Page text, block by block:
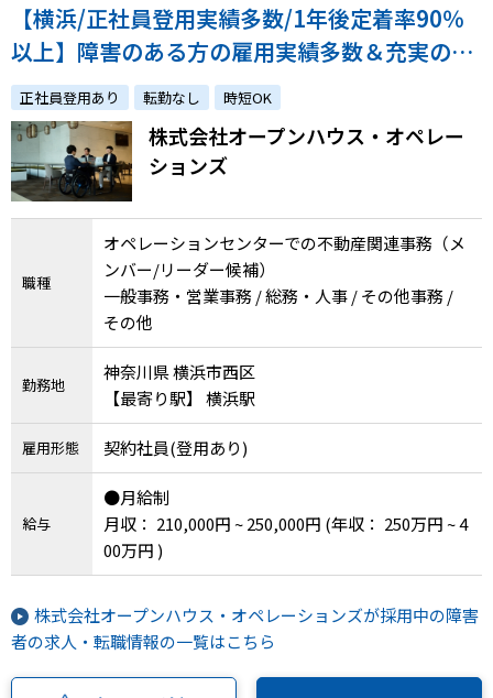
【横浜/正社員登用実績多数/1年後定着率90％
以上】障害のある方の雇用実績多数＆充実の配
慮・フォロー体制で安心！在籍していることを
誇りに思えるような組織を共に作る仲間を募集
します！
正社員登用あり 転勤なし 時短OK
株式会社オープンハウス・オペレー
ションズ
職種
オペレーションセンターでの不動産関連事務（メ
ンバー/リーダー候補）
一般事務・営業事務 / 総務・人事 / その他事務 /
その他
勤務地
神奈川県 横浜市西区
【最寄り駅】 横浜駅
雇用形態 契約社員(登用あり)
給与
●月給制
月収： 210,000円 ~ 250,000円 (年収： 250万円 ~ 4
00万円 )
株式会社オープンハウス・オペレーションズが採用中の障害
者の求人・転職情報の一覧はこちら